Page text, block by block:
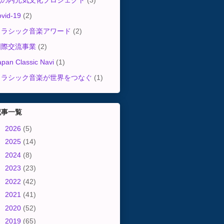
19 (2)
シック音楽アワード (2)
交流事業 (2)
Classic Navi (1)
シック音楽が世界をつなぐ (1)
一覧
2026 (5)
2025 (14)
2024 (8)
2023 (23)
2022 (42)
2021 (41)
2020 (52)
2019 (65)